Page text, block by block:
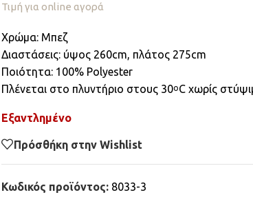
Τιμή για online αγορά
Χρώμα: Μπεζ
Διαστάσεις: ύψος 260cm, πλάτος 275cm
Ποιότητα: 100% Polyester
Πλένεται στο πλυντήριο στους 30οC χωρίς
Εξαντλημένο
Πρόσθήκη στην Wishlist
Κωδικός προϊόντος: 8033-3